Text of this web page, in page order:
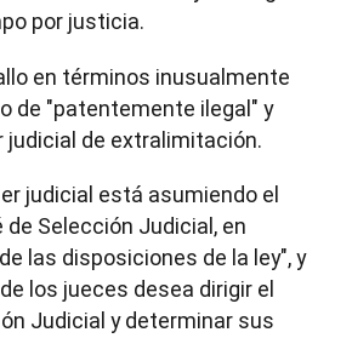
por justicia.
en términos inusualmente
de "patentemente ilegal" y
judicial de extralimitación.
judicial está asumiendo el
Selección Judicial, en
las disposiciones de la ley", y
los jueces desea dirigir el
Judicial y determinar sus